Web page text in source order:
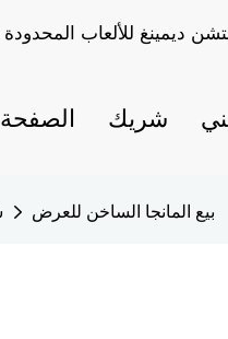
شريك
بيع المانجا الساخن للعرض